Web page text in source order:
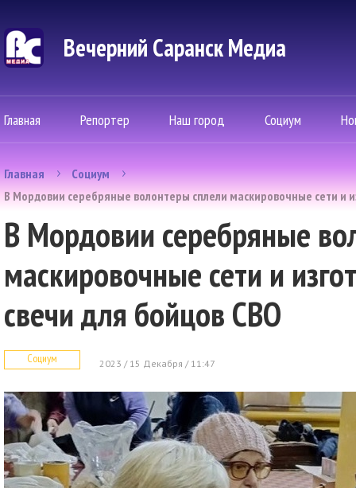
Вечерний Саранск Mедиа
Главная Репортер Наш город Социум
Главная
Социум
В Мордовии серебряные волонтеры сплели маскировочные сети и
В Мордовии серебряные
маскировочные сети и
свечи для бойцов СВО
Социум 2023 / 15 Декабря / 11:47